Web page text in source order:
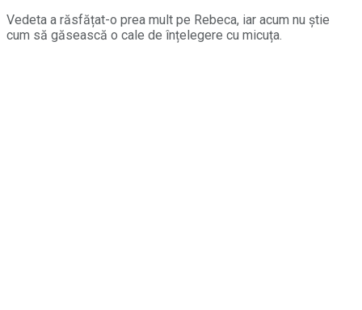
Vedeta a răsfățat-o prea mult pe Rebeca, iar acum nu știe
cum să găsească o cale de înțelegere cu micuța.